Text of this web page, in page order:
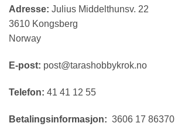
Adresse: Julius Middelthunsv. 22
3610 Kongsberg
Norway
E-post: post@tarashobbykrok.no
Telefon: 41 41 12 55
Betalingsinformasjon: 3606 17 86370